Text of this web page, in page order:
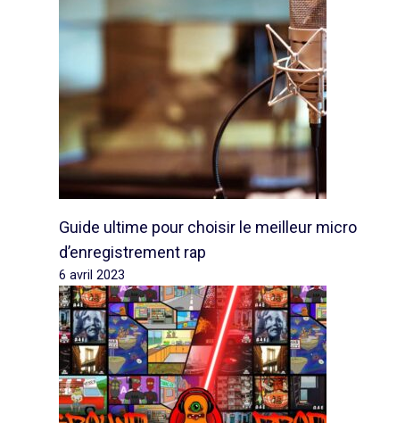
Guide ultime pour choisir le meilleur micro
d’enregistrement rap
6 avril 2023